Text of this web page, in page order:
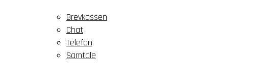
Brevkassen
Chat
Telefon
Samtale